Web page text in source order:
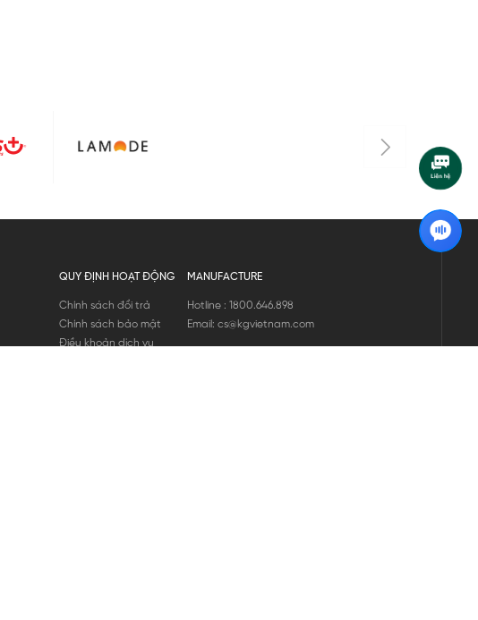
QUY ĐỊNH HOẠT ĐỘNG
Chính sách đổi trả
Chính sách bảo mật
Điều khoản dịch vụ
MANUFACTURE
Hotline : 1800.646.898
Email: cs@kgvietnam.com